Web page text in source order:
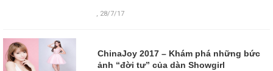
, 28/7/17
ChinaJoy 2017 – Khám phá những bức
ảnh “đời tư” của dàn Showgirl